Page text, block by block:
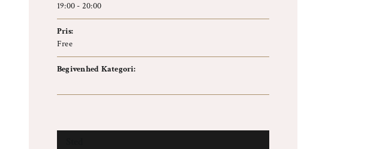
19:00 - 20:00
Pris:
Free
Begivenhed Kategori: